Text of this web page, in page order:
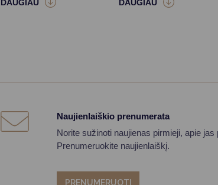
Naujienlaiškio prenumerata
Norite sužinoti naujienas pirmieji, apie
Prenumeruokite naujienlaiškį.
PRENUMERUOTI